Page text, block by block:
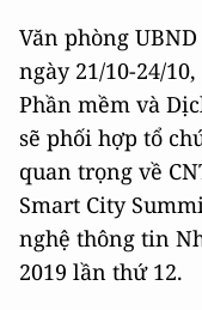
Văn phòng
ngày 21/10-24/
Phần mềm và
sẽ phối hợp tổ
quan trọng về
Smart City
nghệ thông tin
2019 lần thứ 12.